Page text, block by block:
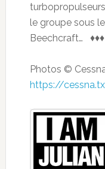
le groupe sous
Beechcraft… ♦♦♦
Photos ©
https://